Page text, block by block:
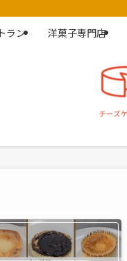
ラン 洋菓子専門店